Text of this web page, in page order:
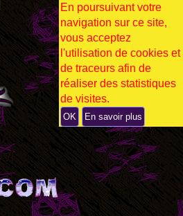
En poursuivant votre
navigation sur ce site,
vous acceptez
l'utilisation de cookies et
de traceurs afin de
réaliser des statistiques
de visites.
OK En savoir plus